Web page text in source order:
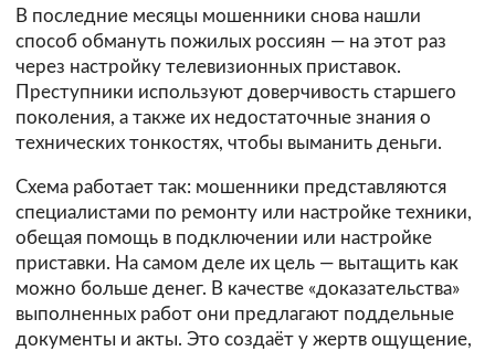
В последние месяцы мошенники снова нашли
способ обмануть пожилых россиян — на этот раз
через настройку телевизионных приставок.
Преступники используют доверчивость старшего
поколения, а также их недостаточные знания о
технических тонкостях, чтобы выманить деньги.
Схема работает так: мошенники представляются
специалистами по ремонту или настройке техники,
обещая помощь в подключении или настройке
приставки. На самом деле их цель — вытащить как
можно больше денег. В качестве «доказательства»
выполненных работ они предлагают поддельные
документы и акты. Это создаёт у жертв ощущение,